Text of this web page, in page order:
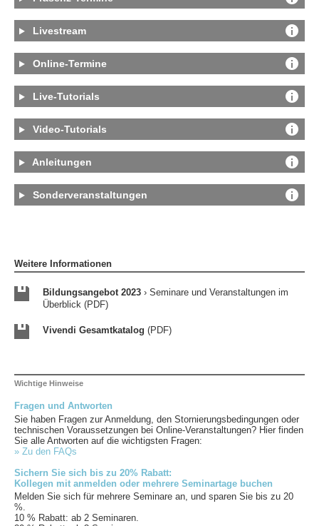
Livestream
Online-Termine
Live-Tutorials
Video-Tutorials
Anleitungen
Sonderveranstaltungen
Weitere Informationen
Bildungsangebot 2023 › Seminare und Veranstaltungen im
Überblick (PDF)
Vivendi Gesamtkatalog (PDF)
Wichtige Hinweise
Fragen und Antworten
Sie haben Fragen zur Anmeldung, den Stornierungsbedingungen oder
technischen Voraussetzungen bei Online-Veranstaltungen? Hier finden
Sie alle Antworten auf die wichtigsten Fragen:
» Zu den FAQs
Sichern Sie sich bis zu 20% Rabatt:
Kollegen mit anmelden oder mehrere Seminartage buchen
Melden Sie sich für mehrere Seminare an, und sparen Sie bis zu 20
%.
10 % Rabatt: ab 2 Seminaren.